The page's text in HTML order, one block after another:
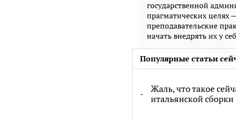
государственной
прагматических целях
преподавательские
начать внедрять их у
Популярные статьи
Жаль, что такое
итальянской сборки